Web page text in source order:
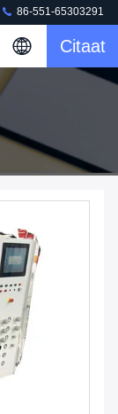
86-551-65303291
Citaat